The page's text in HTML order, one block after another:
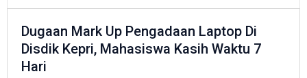
Mark
Up
Pengadaan
Dugaan Mark Up Pengadaan Laptop Di
Disdik Kepri, Mahasiswa Kasih Waktu 7
Hari